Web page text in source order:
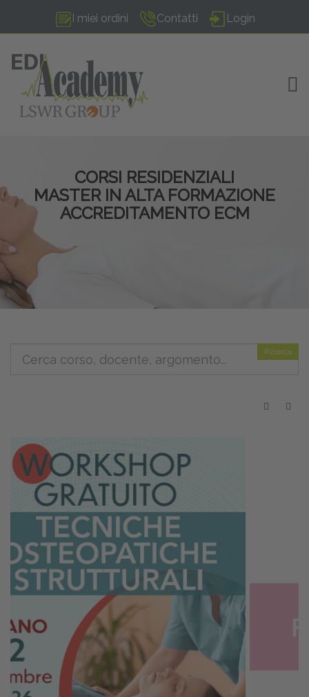
I miei ordini Contatti Login
CORSI RESIDENZIALI
MASTER IN ALTA FORMAZIONE
ACCREDITAMENTO ECM
Ricerca